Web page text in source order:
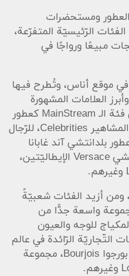
ومستحضرات
الرّئيسيّة المتفرّعة،
مبيعًا ورواجًا في
في موقع أناس، وتُطرح فيها
العلامات المشهورة
العالميّة والعلامات التّجاريّة من فئة الـ MainStream كعطور
دور الملابس Designers وعطور المشاهير Celebrities، للرّجال
بلدانتشي آند غابانا
Dolce & Gabbana وعطور فرزاتشي Versace الإيطاليّتين،
ومن أزيد الفئات شعبيّةً
واسعة جدًّا من
للوجه والعيون
التّجاريّة الرّائدة في عالم
المكياج، مثلًا: أرواج أحمر شفاه بورجوا Bourjois، مجموعة